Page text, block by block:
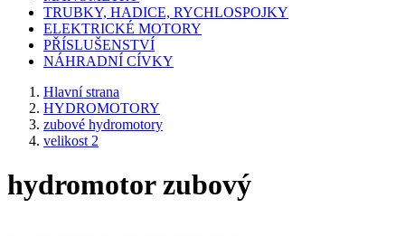
TRUBKY, HADICE, RYCHLOSPOJKY
ELEKTRICKÉ MOTORY
PŘÍSLUŠENSTVÍ
NÁHRADNÍ CÍVKY
Hlavní strana
HYDROMOTORY
zubové hydromotory
velikost 2
hydromotor zubový